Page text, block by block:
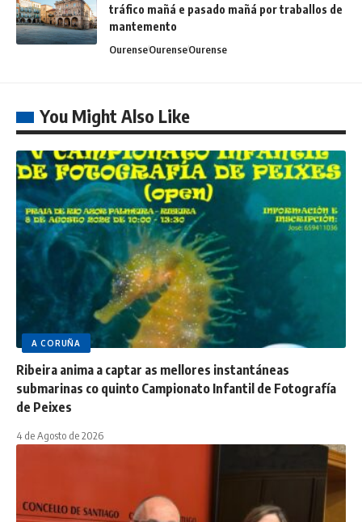
tráfico mañá e pasado mañá por traballos de
mantemento
OurenseOurenseOurense
You Might Also Like
A CORUÑA
Ribeira anima a captar as mellores instantáneas
submarinas co quinto Campionato Infantil de Fotografía
de Peixes
4 de Agosto de 2026